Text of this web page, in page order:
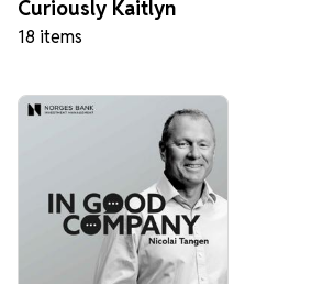
Curiously Kaitlyn
18 items